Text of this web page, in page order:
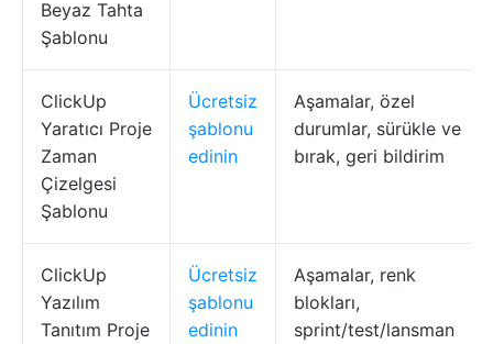
Beyaz Tahta
Şablonu
ClickUp
Yaratıcı Proje
Zaman
Çizelgesi
Şablonu
Ücretsiz
şablonu
edinin
Aşamalar, özel
durumlar, sürükle ve
bırak, geri bildirim
ClickUp
Yazılım
Tanıtım Proje
Ücretsiz
şablonu
edinin
Aşamalar, renk
blokları,
sprint/test/lansman